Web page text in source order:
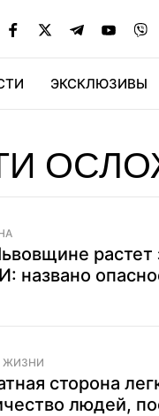
ЭКСКЛЮЗИВЫ
растет
названо
ЖИЗНИ
сторона
людей,